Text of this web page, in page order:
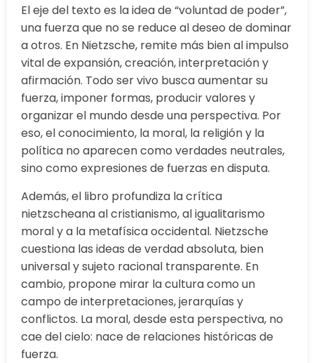
El eje del texto es la idea de “voluntad de poder”,
una fuerza que no se reduce al deseo de dominar
a otros. En Nietzsche, remite más bien al impulso
vital de expansión, creación, interpretación y
afirmación. Todo ser vivo busca aumentar su
fuerza, imponer formas, producir valores y
organizar el mundo desde una perspectiva. Por
eso, el conocimiento, la moral, la religión y la
política no aparecen como verdades neutrales,
sino como expresiones de fuerzas en disputa.
Además, el libro profundiza la crítica
nietzscheana al cristianismo, al igualitarismo
moral y a la metafísica occidental. Nietzsche
cuestiona las ideas de verdad absoluta, bien
universal y sujeto racional transparente. En
cambio, propone mirar la cultura como un
campo de interpretaciones, jerarquías y
conflictos. La moral, desde esta perspectiva, no
cae del cielo: nace de relaciones históricas de
fuerza.